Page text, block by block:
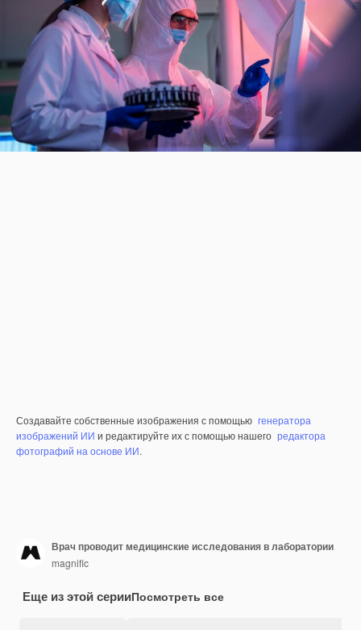
Создавайте собственные изображения с помощью генератора
изображений ИИ и редактируйте их с помощью нашего редактора
фотографий на основе ИИ.
Врач проводит медицинские исследования в лаборатории
magnific
Еще из этой серииПосмотреть все